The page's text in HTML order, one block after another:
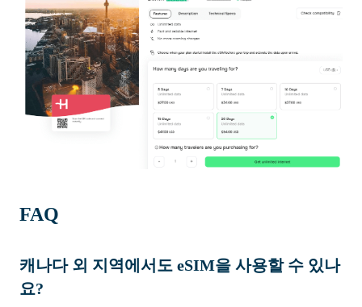
FAQ
캐나다 외 지역에서도 eSIM을 사용할 수 있나
요?